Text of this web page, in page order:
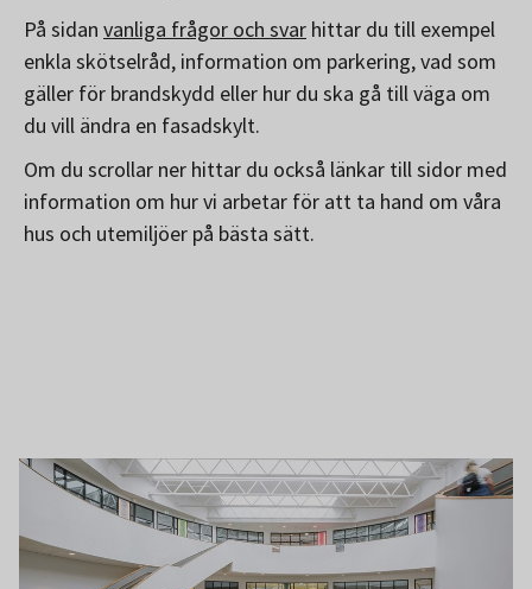
På sidan vanliga frågor och svar hittar du till exempel
enkla skötselråd, information om parkering, vad som
gäller för brandskydd eller hur du ska gå till väga om
du vill ändra en fasadskylt.
Om du scrollar ner hittar du också länkar till sidor med
information om hur vi arbetar för att ta hand om våra
hus och utemiljöer på bästa sätt.